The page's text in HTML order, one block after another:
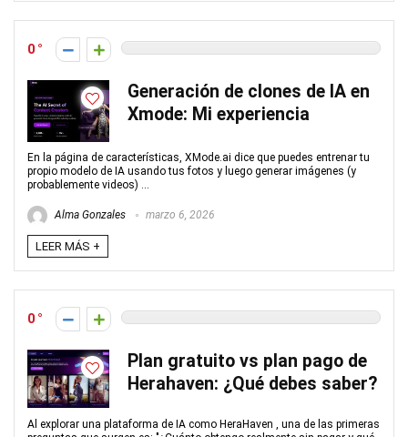
0
Generación de clones de IA en
Xmode: Mi experiencia
En la página de características, XMode.ai dice que puedes entrenar tu
propio modelo de IA usando tus fotos y luego generar imágenes (y
probablemente videos) ...
Alma Gonzales marzo 6, 2026
LEER MÁS +
0
Plan gratuito vs plan pago de
Herahaven: ¿Qué debes saber?
Al explorar una plataforma de IA como HeraHaven , una de las primeras